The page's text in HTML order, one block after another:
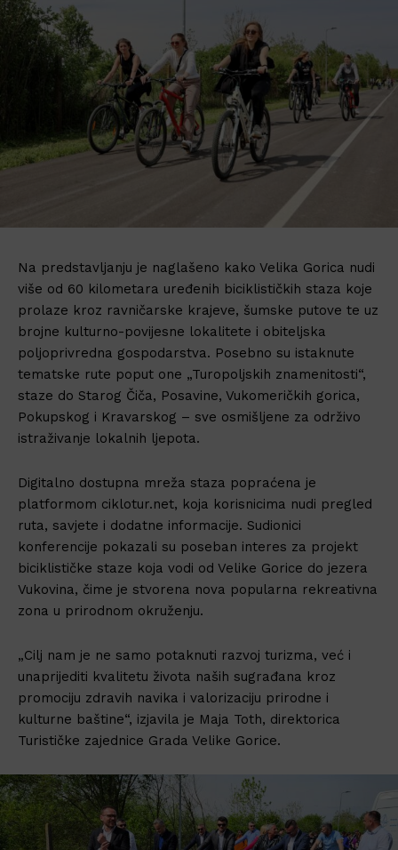
Na predstavljanju je naglašeno kako Velika Gorica nudi
više od 60 kilometara uređenih biciklističkih staza koje
prolaze kroz ravničarske krajeve, šumske putove te uz
brojne kulturno-povijesne lokalitete i obiteljska
poljoprivredna gospodarstva. Posebno su istaknute
tematske rute poput one „Turopoljskih znamenitosti“,
staze do Starog Čiča, Posavine, Vukomeričkih gorica,
Pokupskog i Kravarskog – sve osmišljene za održivo
istraživanje lokalnih ljepota.
Digitalno dostupna mreža staza popraćena je
platformom ciklotur.net, koja korisnicima nudi pregled
ruta, savjete i dodatne informacije. Sudionici
konferencije pokazali su poseban interes za projekt
biciklističke staze koja vodi od Velike Gorice do jezera
Vukovina, čime je stvorena nova popularna rekreativna
zona u prirodnom okruženju.
„Cilj nam je ne samo potaknuti razvoj turizma, već i
unaprijediti kvalitetu života naših sugrađana kroz
promociju zdravih navika i valorizaciju prirodne i
kulturne baštine“, izjavila je Maja Toth, direktorica
Turističke zajednice Grada Velike Gorice.